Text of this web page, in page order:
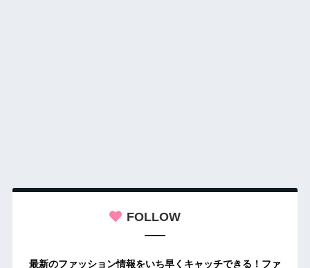
FOLLOW
最新のファッション情報をいち早くキャッチできる！ファ